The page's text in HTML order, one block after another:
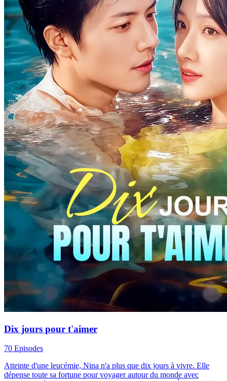
Dix jours pour t'aimer
70 Episodes
Atteinte d'une leucémie, Nina n'a plus que dix jours à vivre. Elle
dépense toute sa fortune pour voyager autour du monde avec